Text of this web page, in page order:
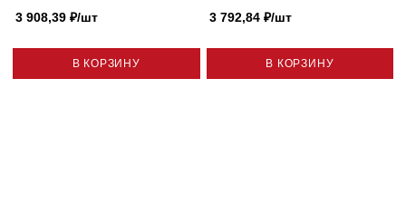
3 908,39 ₽/шт
В КОРЗИНУ
3 792,84₽/шт
В КОРЗИНУ